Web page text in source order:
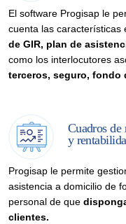
El software Progisap le
cuenta las características
de GIR, plan de
como los interlocutores
terceros, seguro, fondo
Cuadros de
y
Progisap le permite
asistencia a domicilio de
personal de que
clientes.